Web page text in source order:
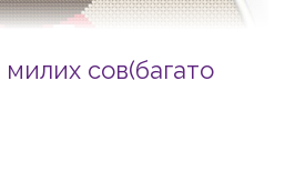
сов(багато